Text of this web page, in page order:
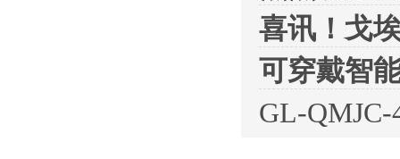
喜讯！戈
可穿戴智
GL-